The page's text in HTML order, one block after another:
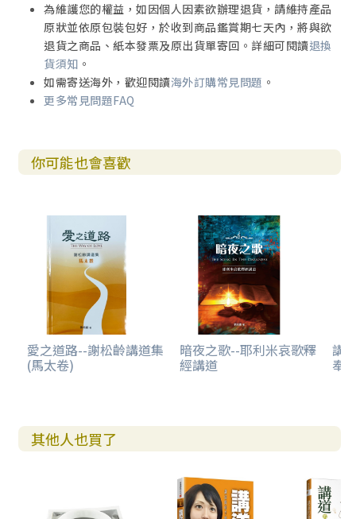
為維護您的權益，如因個人因素欲辦理退貨，請維持產品
原狀並依原包裝包好，於收到商品鑑賞期七天內，將與欲
退貨之商品、紙本發票及原出貨單寄回。詳細可閱讀退換
貨須知 。
如需寄送海外，歡迎閱讀海外訂購常見問題 。
更多常見問題FAQ
你可能也會喜歡
愛之道路--謝松齡講道集
(馬太卷)
暗夜之歌--耶利米哀歌釋
經講道
講
奉
其他人也買了